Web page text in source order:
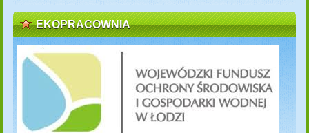
EKOPRACOWNIA